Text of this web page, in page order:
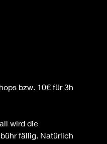
bzw. 10€ für 3h
wird die
fällig. Natürlich